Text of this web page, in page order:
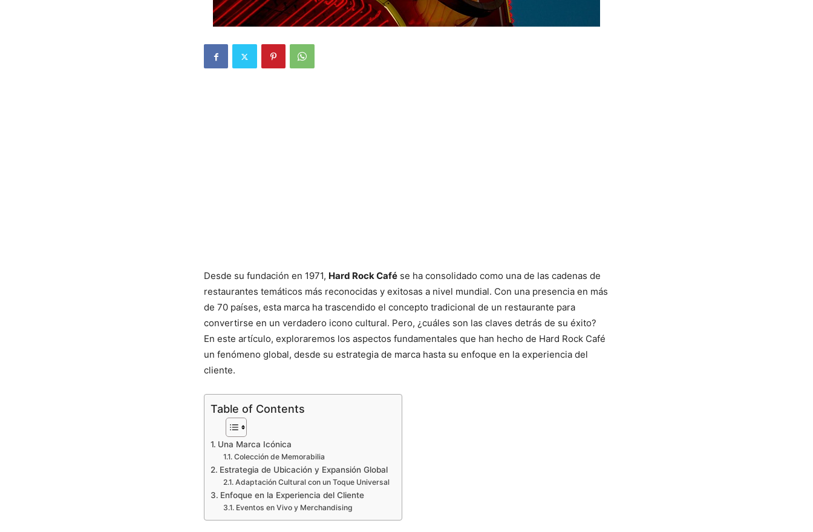
Desde su fundación en 1971, Hard Rock Café se ha consolidado como una de las cadenas de
restaurantes temáticos más reconocidas y exitosas a nivel mundial. Con una presencia en más
de 70 países, esta marca ha trascendido el concepto tradicional de un restaurante para
convertirse en un verdadero icono cultural. Pero, ¿cuáles son las claves detrás de su éxito?
En este artículo, exploraremos los aspectos fundamentales que han hecho de Hard Rock Café
un fenómeno global, desde su estrategia de marca hasta su enfoque en la experiencia del
cliente.
Table of Contents
Una Marca Icónica
Colección de Memorabilia
Estrategia de Ubicación y Expansión Global
Adaptación Cultural con un Toque Universal
Enfoque en la Experiencia del Cliente
Eventos en Vivo y Merchandising